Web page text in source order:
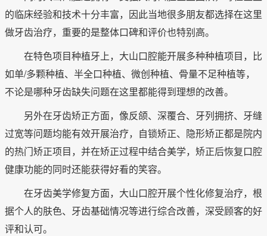
的临床经验和技术十分丰富，因此当地很多朋友都选择在这里
做牙齿治疗，重要的是整体口碑和评价也特别高。
在特色项目种植牙上，大山口腔能开展多种种植项目，比
如单/多颗种植、半全口种植、微创种植、骨量不足种植等，
不论是哪种牙齿缺失问题在这里都能得到理想的改善。
另外在牙齿矫正方面，像反颌、深覆合、牙列拥挤、牙缝
过宽等问题均能有效开展治疗，自锁矫正、隐形矫正都是院内
的热门矫正项目，并在矫正过程中结合美学，矫正后恢复口腔
健康功能的同时还能获得好看的笑容。
在牙齿美学修复方面，大山口腔开展个性化修复治疗，根
据个人的肤色、牙齿基础情况等进行综合改善，深受顾客的好
评和认可。